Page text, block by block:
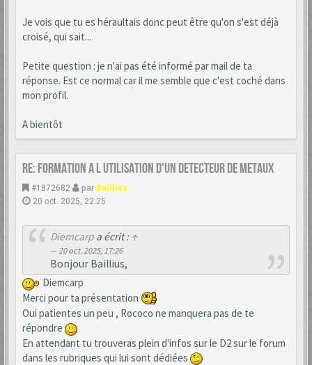
Je vois que tu es héraultais donc peut être qu'on s'est déjà
croisé, qui sait...
Petite question : je n'ai pas été informé par mail de ta
réponse. Est ce normal car il me semble que c'est coché dans
mon profil.
A bientôt
Re: formation a l utilisation d'un detecteur de metaux
#1872682 par Baillius
20 oct. 2025, 22:25
Diemcarpa écrit : ↑
20 oct. 2025, 17:26
Bonjour Baillius,
Diemcarp
Merci pour ta présentation
Oui patientes un peu , Rococo ne manquera pas de te
répondre
En attendant tu trouveras plein d'infos sur le D2 sur le forum
dans les rubriques qui lui sont dédiées